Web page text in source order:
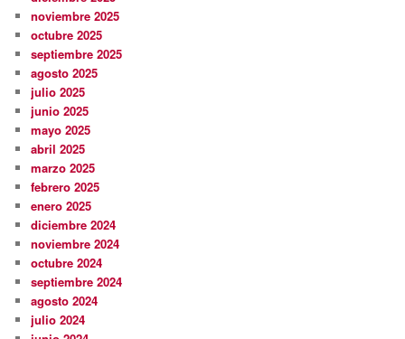
noviembre 2025
octubre 2025
septiembre 2025
agosto 2025
julio 2025
junio 2025
mayo 2025
abril 2025
marzo 2025
febrero 2025
enero 2025
diciembre 2024
noviembre 2024
octubre 2024
septiembre 2024
agosto 2024
julio 2024